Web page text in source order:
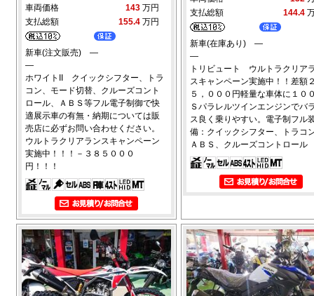
車両価格 143 万円
支払総額
155.4 万円
新車(注文販売) ―
―
ホワイトII クイックシフター、トラ
コン、モード切替、クルーズコント
ロール、ＡＢＳ等フル電子制御で快
適展示車の有無・納期については販
売店に必ずお問い合わせください。
ウルトラクリアランスキャンペーン
実施中！！！－３８５０００
円！！！
支払総額
144.4
新車(在庫あり) ―
―
トリビュート ウルトラクリア
スキャンペーン実施中！！差額
５，０００円軽量な車体に１０
Ｓパラレルツインエンジンでバ
ス良く乗りやすい。電子制フル
備：クイックシフター、トラコ
ＡＢＳ、クルーズコントロール